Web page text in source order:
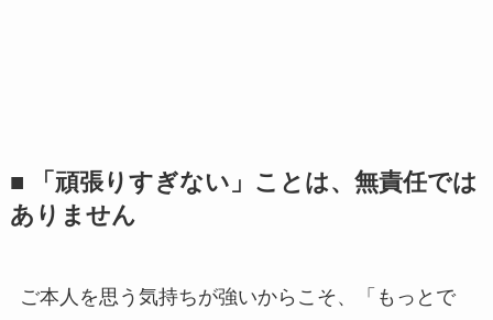
■ 「頑張りすぎない」ことは、無責任では
ありません
ご本人を思う気持ちが強いからこそ、「もっとで